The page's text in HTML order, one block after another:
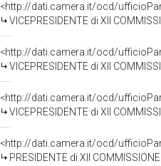
<http://dati.camera.it/ocd/
VICEPRESIDENTE di XII COMMISSIONE
<http://dati.camera.it/ocd/
VICEPRESIDENTE di XII COMMISSIONE
<http://dati.camera.it/ocd/
VICEPRESIDENTE di XII COMMISSIONE
<http://dati.camera.it/ocd/
PRESIDENTE di XII COMMISSIONE